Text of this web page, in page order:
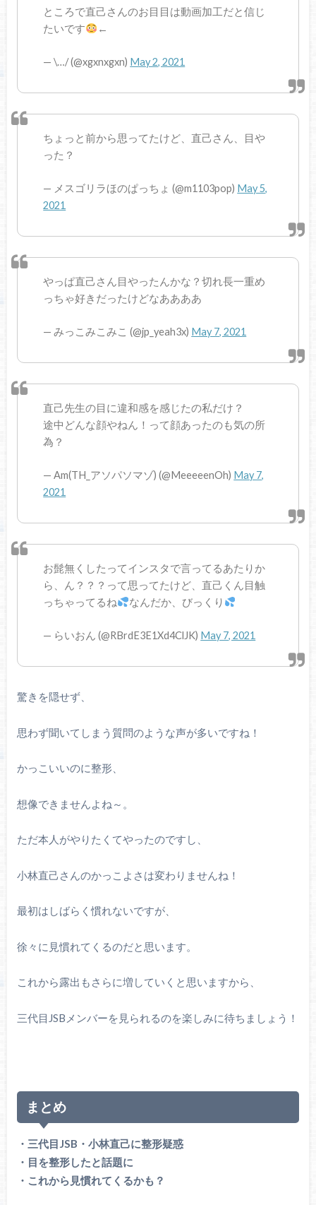
ところで直己さんのお目目は動画加工だと信じ
たいです
←
— \…/ (@xgxnxgxn) May 2, 2021
ちょっと前から思ってたけど、直己さん、目や
った？
— メスゴリラほのぱっちょ (@m1103pop) May 5,
2021
やっぱ直己さん目やったんかな？切れ長一重め
っちゃ好きだったけどなああああ
— みっこみこみこ (@jp_yeah3x) May 7, 2021
直己先生の目に違和感を感じたの私だけ？
途中どんな顔やねん！って顔あったのも気の所
為？
— Am(TH_アソパソマゾ) (@MeeeeenOh) May 7,
2021
お髭無くしたってインスタで言ってるあたりか
ら、ん？？？って思ってたけど、直己くん目触
っちゃってるね
なんだか、びっくり
— らいおん (@RBrdE3E1Xd4ClJK) May 7, 2021
驚きを隠せず、
思わず聞いてしまう質問のような声が多いですね！
かっこいいのに整形、
想像できませんよね～。
ただ本人がやりたくてやったのですし、
小林直己さんのかっこよさは変わりませんね！
最初はしばらく慣れないですが、
徐々に見慣れてくるのだと思います。
これから露出もさらに増していくと思いますから、
三代目JSBメンバーを見られるのを楽しみに待ちましょう！
まとめ
・三代目JSB・小林直己に整形疑惑
・目を整形したと話題に
・これから見慣れてくるかも？